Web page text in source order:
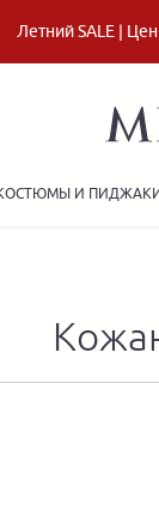
Летний SALE |
И